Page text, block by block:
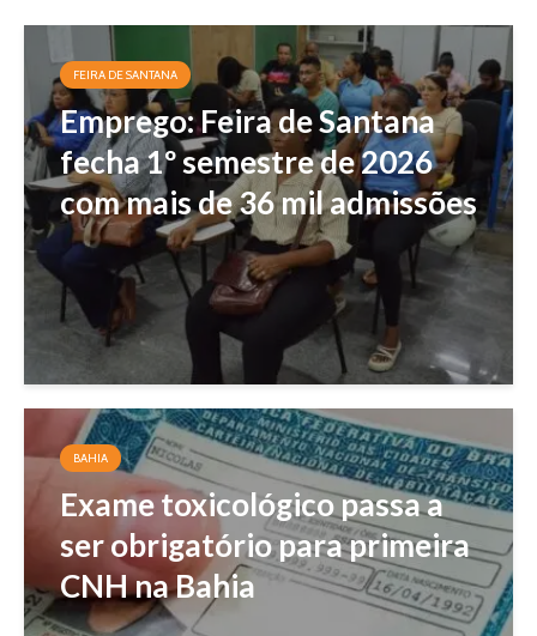
FEIRA DE SANTANA
Emprego: Feira de Santana
fecha 1º semestre de 2026
com mais de 36 mil admissões
BAHIA
Exame toxicológico passa a
ser obrigatório para primeira
CNH na Bahia